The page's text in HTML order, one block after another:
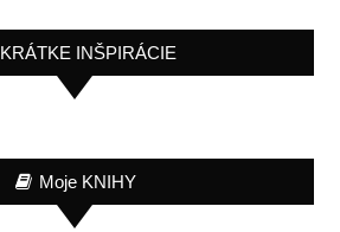
KRÁTKE INŠPIRÁCIE
Moje KNIHY